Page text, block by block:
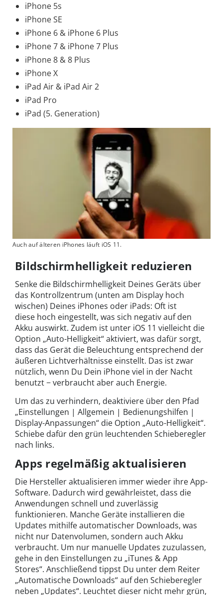
iPhone 5s
iPhone SE
iPhone 6 & iPhone 6 Plus
iPhone 7 & iPhone 7 Plus
iPhone 8 & 8 Plus
iPhone X
iPad Air & iPad Air 2
iPad Pro
iPad (5. Generation)
Auch auf älteren iPhones läuft iOS 11.
Bildschirmhelligkeit reduzieren
Senke die Bildschirmhelligkeit Deines Geräts über
das Kontrollzentrum (unten am Display hoch
wischen) Deines iPhones oder iPads: Oft ist
diese hoch eingestellt, was sich negativ auf den
Akku auswirkt. Zudem ist unter iOS 11 vielleicht die
Option „Auto-Helligkeit“ aktiviert, was dafür sorgt,
dass das Gerät die Beleuchtung entsprechend der
äußeren Lichtverhältnisse einstellt. Das ist zwar
nützlich, wenn Du Dein iPhone viel in der Nacht
benutzt − verbraucht aber auch Energie.
Um das zu verhindern, deaktiviere über den Pfad
„Einstellungen | Allgemein | Bedienungshilfen |
Display-Anpassungen“ die Option „Auto-Helligkeit“.
Schiebe dafür den grün leuchtenden Schieberegler
nach links.
Apps regelmäßig aktualisieren
Die Hersteller aktualisieren immer wieder ihre App-
Software. Dadurch wird gewährleistet, dass die
Anwendungen schnell und zuverlässig
funktionieren. Manche Geräte installieren die
Updates mithilfe automatischer Downloads, was
nicht nur Datenvolumen, sondern auch Akku
verbraucht. Um nur manuelle Updates zuzulassen,
gehe in den Einstellungen zu „iTunes & App
Stores“. Anschließend tippst Du unter dem Reiter
„Automatische Downloads“ auf den Schieberegler
neben „Updates“. Leuchtet dieser nicht mehr grün,